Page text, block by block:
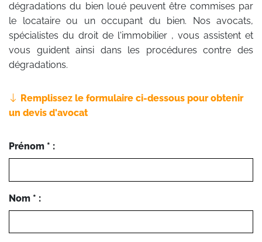
dégradations du bien loué peuvent être commises par
le locataire ou un occupant du bien. Nos avocats,
spécialistes du droit de l'immobilier , vous assistent et
vous guident ainsi dans les procédures contre des
dégradations.
Remplissez le formulaire ci-dessous pour obtenir
un devis d'avocat
Prénom * :
Nom * :